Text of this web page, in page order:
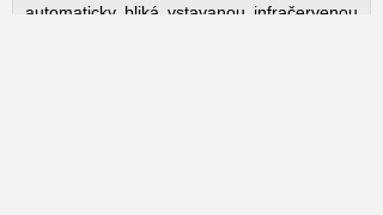
automaticky bliká vstavanou infračervenou